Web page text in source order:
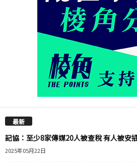
最新
記協：至少8家傳媒20人被查稅 有人被安
2025年05月22日